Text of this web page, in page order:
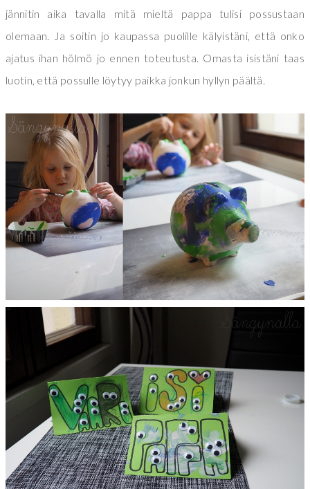
jännitin aika tavalla mitä mieltä pappa tulisi possustaan
olemaan. Ja soitin jo kaupassa puolille kälyistäni, että onko
ajatus ihan hölmö jo ennen toteutusta. Omasta isistäni taas
luotin, että possulle löytyy paikka jonkun hyllyn päältä.